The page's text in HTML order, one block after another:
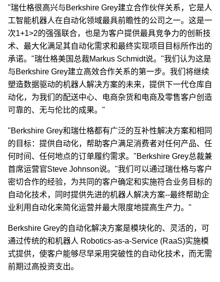
"瑞仕格很高兴与Berkshire Grey建立合作伙伴关系，它是人
工智能机器人在自动化领域最具前瞻性的公司之一。这是一
次1+1>2的强强联合，也是为客户提供最具竞争力的创新技
术、最大化满足其自动化需求和最终实现项目目标所作出的
承诺。"瑞仕格美国总裁Markus Schmidt说。"我们认为这是
与Berkshire Grey建立高效合作关系的第一步。我们将继续
塑造数据驱动的机器人解决方案的未来，提供下一代仓库自
动化，为我们的配送中心、电商杂货和电商及零售客户创造
可靠的、无与伦比的成果。"
"Berkshire Grey和瑞仕格都有广泛的互补性解决方案和相同
的目标：提供自动化，帮助客户满足消费者对任何产品、任
何时间、任何地点的订单履约需求。"Berkshire Grey总裁兼
首席运营官Steve Johnson说。"我们可以通过瑞仕格与客户
密切合作的经验，为共同的客户确定和实施符合业务目标的
自动化技术，同时提供先进的机器人解决方案--最终帮助企
业利用自动化来简化运营并最大限度地提高生产力。"
Berkshire Grey的自动化解决方案是模块化的、灵活的，可
通过传统的和机器人 Robotics-as-a-Service (RaaS)实施模
式提供，使客户能够尽早采用突破性的自动化技术，而无需
前期过高投资支出。